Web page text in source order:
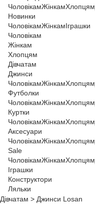
ЧоловікамЖінкамХлопцям
Новинки
ЧоловікамЖінкамІграшки
Чоловікам
Жінкам
Хлопцям
Дівчатам
Джинси
ЧоловікамЖінкамХлопцям
Футболки
ЧоловікамЖінкамХлопцям
Куртки
ЧоловікамЖінкамХлопцям
Аксесуари
ЧоловікамЖінкамХлопцям
Sale
ЧоловікамЖінкамХлопцям
Іграшки
Конструктори
Ляльки
Дівчатам > Джинси Losan